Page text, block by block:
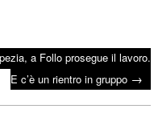
a Follo prosegue il lavoro.
E c’è un rientro in gruppo →